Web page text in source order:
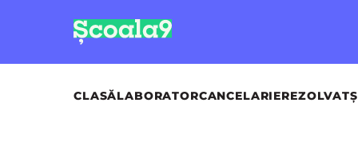
CLASĂLABORATORCANCELARIEREZOLVAT